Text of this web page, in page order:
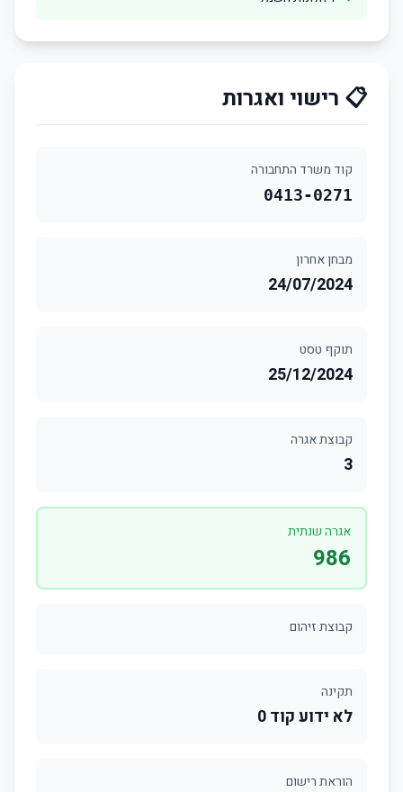
📋 רישוי ואגרות
קוד משרד התחבורה
0413-0271
מבחן אחרון
24/07/2024
תוקף טסט
25/12/2024
קבוצת אגרה
3
אגרה שנתית
986
קבוצת זיהום
תקינה
לא ידוע קוד 0
הוראת רישום